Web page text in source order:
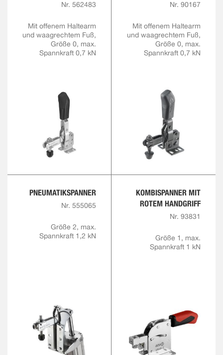
Nr. 562483
Mit offenem Haltearm
und waagrechtem Fuß,
Größe 0, max.
Spannkraft 0,7 kN
Nr. 90167
Mit offenem Haltearm
und waagrechtem Fuß,
Größe 0, max.
Spannkraft 0,7 kN
PNEUMATIKSPANNER
Nr. 555065
Größe 2, max.
Spannkraft 1,2 kN
KOMBISPANNER MIT
ROTEM HANDGRIFF
Nr. 93831
Größe 1, max.
Spannkraft 1 kN